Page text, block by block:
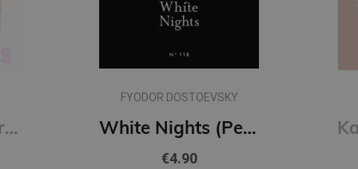
White Nights (Penguin Little Black Classics)
Jaunums
ANDRIS GRĪNBERGS
Kaucmindes pakavs
€12.50